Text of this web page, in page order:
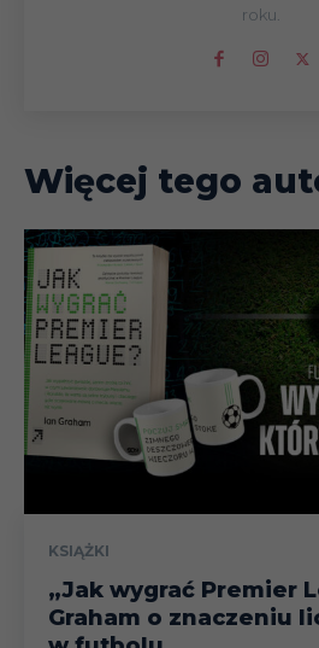
roku.
Więcej tego
KSIĄŻKI
„Jak wygrać Premier
Graham o znaczeniu